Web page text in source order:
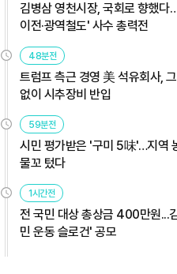
김병삼 영천시장, 국회로 향했다
이전·광역철도' 사수 총력전
48분전
트럼프 측근 경영 美 석유회사,
없이 시추장비 반입
59분전
시민 평가받은 '구미 5味'…지역
물꼬 텄다
1시간전
전 국민 대상 총상금 400만원...
민 운동 슬로건' 공모